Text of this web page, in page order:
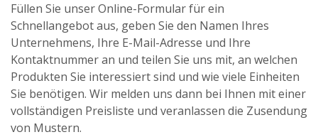
Füllen Sie unser Online-Formular für ein
Schnellangebot aus, geben Sie den Namen Ihres
Unternehmens, Ihre E-Mail-Adresse und Ihre
Kontaktnummer an und teilen Sie uns mit, an welchen
Produkten Sie interessiert sind und wie viele Einheiten
Sie benötigen. Wir melden uns dann bei Ihnen mit einer
vollständigen Preisliste und veranlassen die Zusendung
von Mustern.